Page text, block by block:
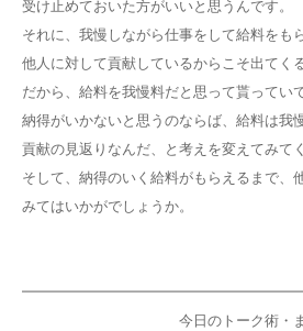
受け止めておいた方がいいと思うんです。
それに、我慢しながら仕事をして給料をも
他人に対して貢献しているからこそ出てく
だから、給料を我慢料だと思って貰ってい
納得がいかないと思うのならば、給料は我
貢献の見返りなんだ、と考えを変えてみて
そして、納得のいく給料がもらえるまで、
みてはいかがでしょうか。
今日のトーク術・ま